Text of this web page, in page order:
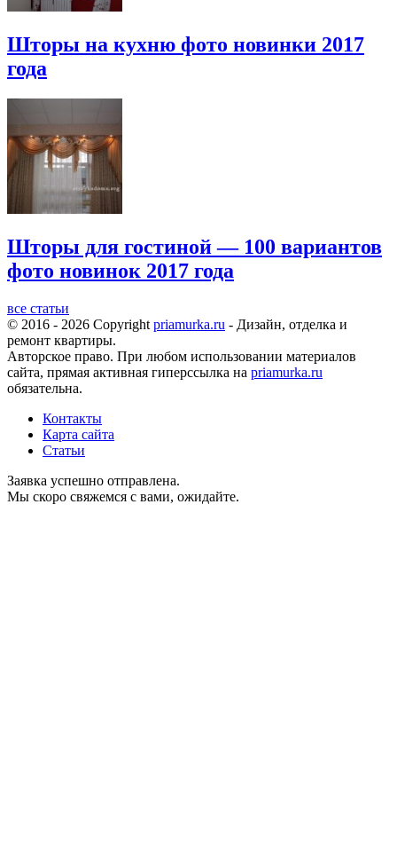
Шторы на кухню фото новинки 2017
года
Шторы для гостиной — 100 вариантов
фото новинок 2017 года
все статьи
© 2016 - 2026 Copyright priamurka.ru - Дизайн, отделка и
ремонт квартиры.
Авторское право. При любом использовании материалов
сайта, прямая активная гиперссылка на priamurka.ru
обязательна.
Контакты
Карта сайта
Статьи
Заявка успешно отправлена.
Мы скоро свяжемся с вами, ожидайте.